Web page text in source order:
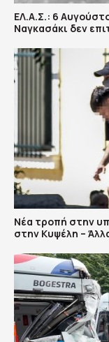
ΕΛ.Α.Σ.: 6
Ναγκασάκι δεν
Νέα τροπή στην
στην Κυψέλη –